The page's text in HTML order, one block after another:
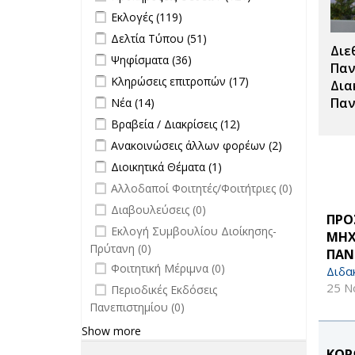
25
Apply Εκλογές filter
Εκλογές (119)
Apply Δελτία Τύπου filter
Δελτία Τύπου (51)
Apply Ψηφίσματα filter
Ψηφίσματα (36)
Apply Κληρώσεις επιτροπών filter
Κληρώσεις επιτροπών (17)
Apply Νέα filter
Νέα (14)
Apply Βραβεία / Διακρίσεις filter
Βραβεία / Διακρίσεις (12)
Διακρίσεις
Apply Ανακοινώσεις άλλων φορέων
filter
Ανακοινώσεις άλλων φορέων (2)
φορέων filter
Apply Διοικητικά Θέματα filter
Διοικητικά Θέματα (1)
undefined
Αλλοδαποί Φοιτητές/Φοιτήτριες (0)
undefined
Διαβουλεύσεις (0)
undefined
Εκλογή Συμβουλίου Διοίκησης-
Πρύτανη (0)
undefined
Φοιτητική Μέριμνα (0)
undefined
Περιοδικές Εκδόσεις
Πανεπιστημίου (0)
Show more